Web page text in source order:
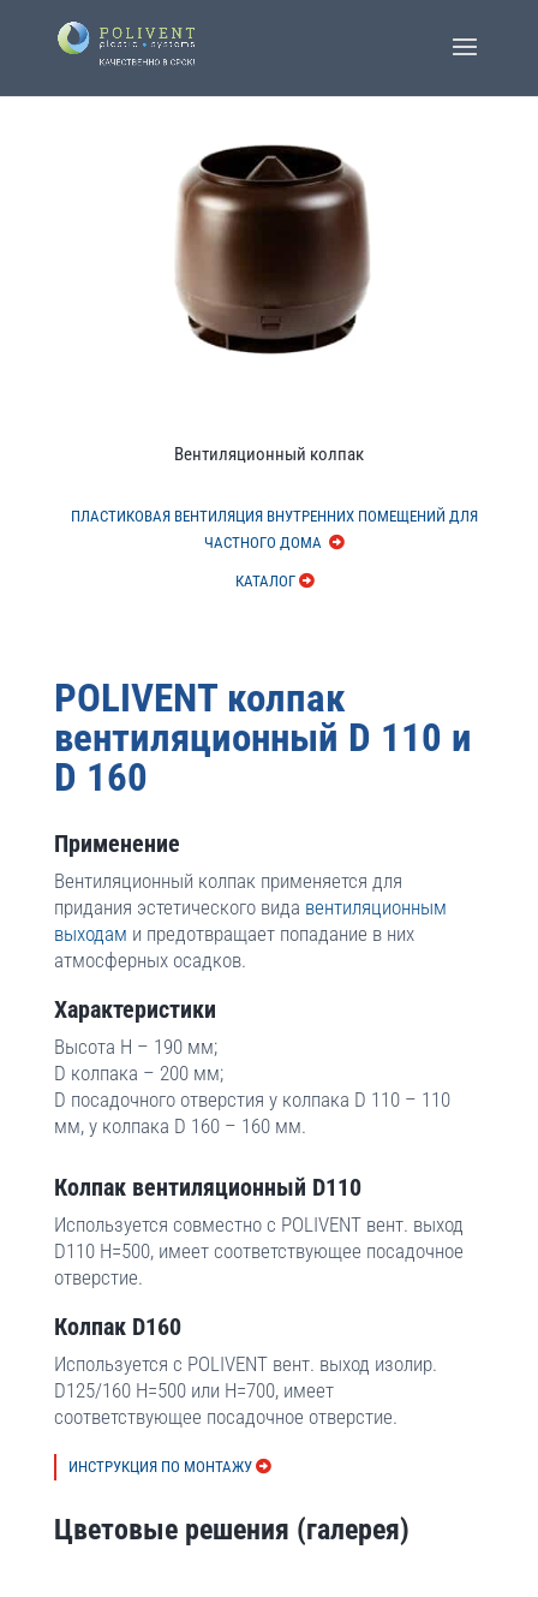
Вентиляционный колпак
ПЛАСТИКОВАЯ ВЕНТИЛЯЦИЯ ВНУТРЕННИХ ПОМЕЩЕНИЙ ДЛЯ
ЧАСТНОГО ДОМА
КАТАЛОГ
POLIVENT колпак
вентиляционный D 110 и
D 160
Применение
Вентиляционный колпак применяется для
придания эстетического вида вентиляционным
выходам и предотвращает попадание в них
атмосферных осадков.
Характеристики
Высота Н – 190 мм;
D колпака – 200 мм;
D посадочного отверстия у колпака D 110 – 110
мм, у колпака D 160 – 160 мм.
Колпак вентиляционный D110
Используется совместно с POLIVENT вент. выход
D110 H=500, имеет соответствующее посадочное
отверстие.
Колпак D160
Используется с POLIVENT вент. выход изолир.
D125/160 H=500 или H=700, имеет
соответствующее посадочное отверстие.
ИНСТРУКЦИЯ ПО МОНТАЖУ
Цветовые решения (галерея)